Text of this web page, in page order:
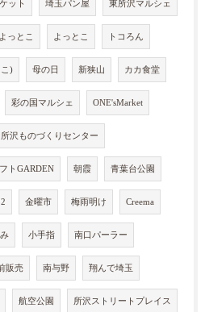
ット 埼玉パン屋 東所沢マルシェ
よっとこ よっとこ トコろん
) 母の日 新狭山 カカ食堂
彩の国マルシェ ONE'sMarket
所沢ものづくりセンター
トGARDEN 朝霞 青葉台公園
金曜市 梅雨明け Creema
小手指 南口パーラー
販売 南与野 翔んで埼玉
航空公園 所沢ストリートプレイス